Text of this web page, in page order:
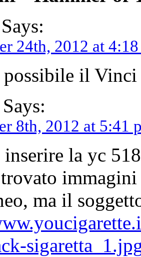
Says:
24th, 2012 at
possibile il
Says:
8th, 2012 at 5:41
la yc
ma il